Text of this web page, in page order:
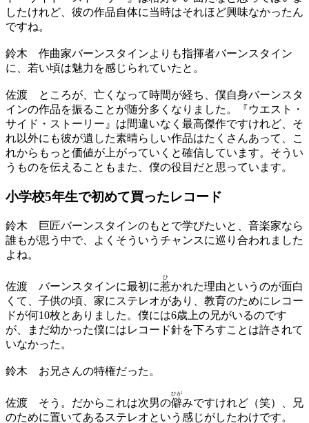
したけれど、彼の作品自体に当時はそれほど興味なかったん
ですね。
鈴木 作曲家バーンスタインよりも指揮者バーンスタイン
に、若い頃は魅力を感じられていたと。
佐渡 ところが、亡くなって時間が経ち、僕自身バーンスタ
インの作品を振ることが随分多くなりました。『ウエスト・
サイド・ストーリー』は間違いなく最高傑作ですけれど、そ
れ以外にも彼が遺した素晴らしい作品はたくさんあって、こ
れからもっと価値が上がっていくと確信しています。そうい
うものを伝えることもまた、僕の役目だと思っています。
小学校5年生で初めて買ったレコード
鈴木 巨匠バーンスタインのもとで学びたいと、音楽家なら
誰もが思う中で、よくそういうチャンスに巡り合われました
よね。
佐渡 バーンスタインに最初に惹
ひ
かれた理由というのが面白
くて、子供の頃、家にステレオがあり、教育のためにレコー
ドが何10枚とありました。僕には6歳上の兄がいるのです
が、まだ幼かった僕にはレコード針を下ろすことは許されて
いなかった。
鈴木 お兄さんの特権だった。
佐渡 そう。だからこれは次男の僻
ひが
みですけれど（笑）、兄
のために置いてあるステレオという感じがしたわけです。